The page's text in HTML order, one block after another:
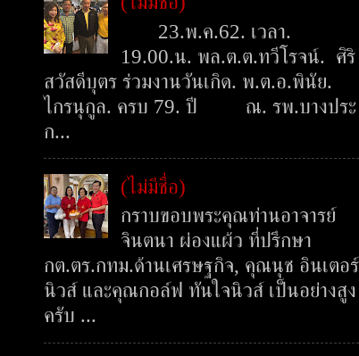
23.พ.ค.62. เวลา.
19.00.น. พล.ต.ต.ทวีโรจน์. ศิริ
สวัสดีบุตร ร่วมงานวันเกิด. พ.ต.อ.พินัย.
ไกรนุกูล. ครบ 79. ปี ณ. รพ.บางประ
ก...
(ไม่มีชื่อ)
กราบขอบพระคุณท่านอาจารย์
จินตนา ผ่องแผ้ว ที่ปรึกษา
กต.ตร.กทม.ด้านเศรษฐกิจ, คุณนุช อินเตอร์
นิวส์ และคุณกอล์ฟ ทันใจนิวส์ เป็นอย่างสูง
ครับ ...